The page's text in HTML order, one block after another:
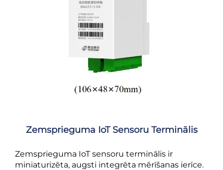
Zemsprieguma IoT Sensoru Terminālis
Zemsprieguma IoT sensoru terminālis ir
miniaturizēta, augsti integrēta mērīšanas ierīce.